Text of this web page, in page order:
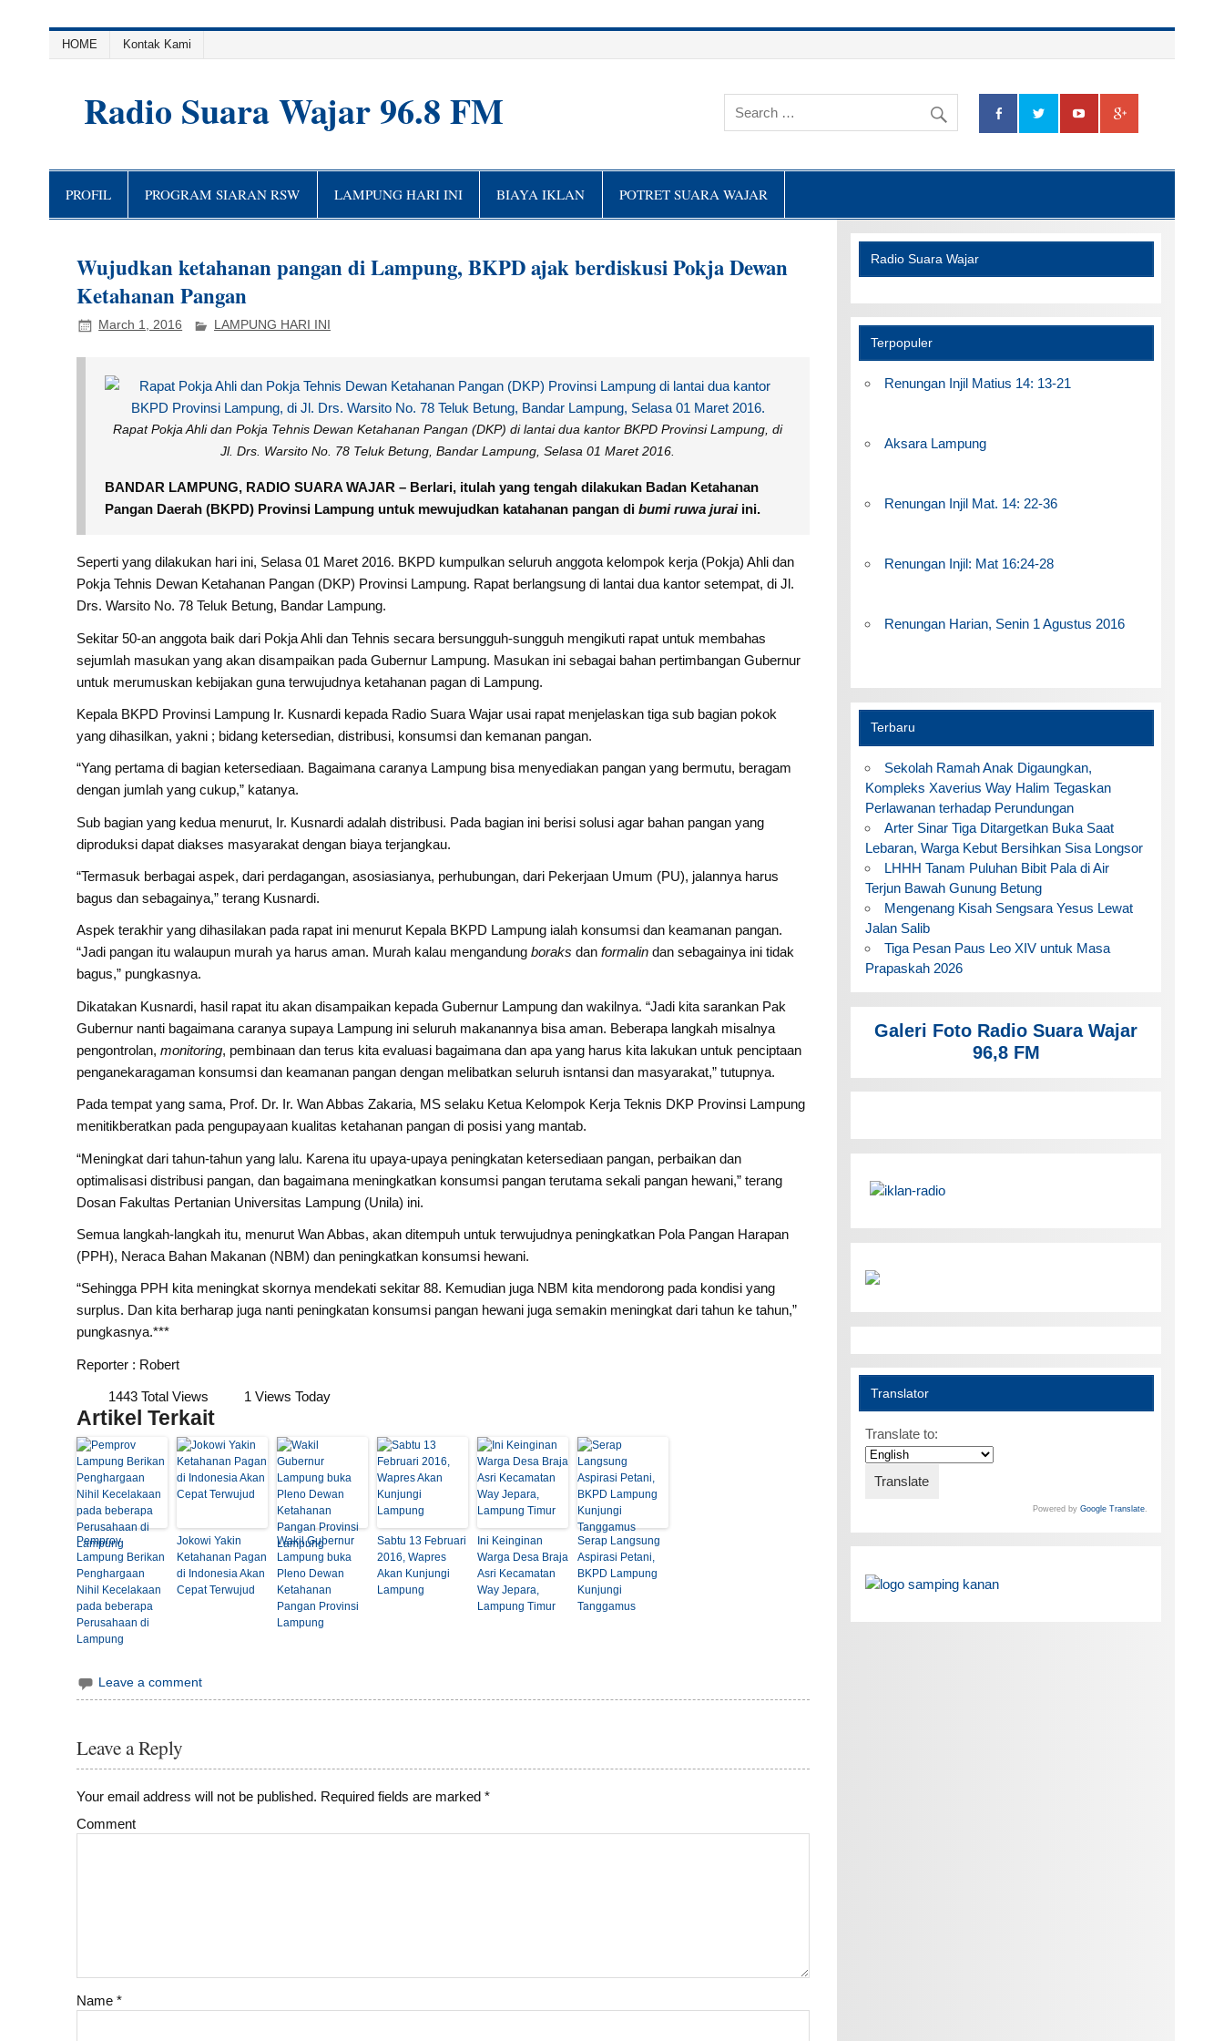
HOME Kontak Kami
Radio Suara Wajar 96.8 FM
PROFIL PROGRAM SIARAN RSW LAMPUNG HARI INI BIAYA IKLAN POTRET SUARA WAJAR
Wujudkan ketahanan pangan di Lampung, BKPD ajak berdiskusi Pokja Dewan
Ketahanan Pangan
March 1, 2016 LAMPUNG HARI INI
Rapat Pokja Ahli dan Pokja Tehnis Dewan Ketahanan Pangan (DKP) di lantai dua kantor BKPD Provinsi Lampung, di
Jl. Drs. Warsito No. 78 Teluk Betung, Bandar Lampung, Selasa 01 Maret 2016.
BANDAR LAMPUNG, RADIO SUARA WAJAR – Berlari, itulah yang tengah dilakukan Badan Ketahanan
Pangan Daerah (BKPD) Provinsi Lampung untuk mewujudkan katahanan pangan dibumi ruwa juraiini.
Seperti yang dilakukan hari ini, Selasa 01 Maret 2016. BKPD kumpulkan seluruh anggota kelompok kerja (Pokja) Ahli dan
Pokja Tehnis Dewan Ketahanan Pangan (DKP) Provinsi Lampung. Rapat berlangsung di lantai dua kantor setempat, di Jl.
Drs. Warsito No. 78 Teluk Betung, Bandar Lampung.
Sekitar 50-an anggota baik dari Pokja Ahli dan Tehnis secara bersungguh-sungguh mengikuti rapat untuk membahas
sejumlah masukan yang akan disampaikan pada Gubernur Lampung. Masukan ini sebagai bahan pertimbangan Gubernur
untuk merumuskan kebijakan guna terwujudnya ketahanan pagan di Lampung.
Kepala BKPD Provinsi Lampung Ir. Kusnardi kepada Radio Suara Wajar usai rapat menjelaskan tiga sub bagian pokok
yang dihasilkan, yakni ; bidang ketersedian, distribusi, konsumsi dan kemanan pangan.
“Yang pertama di bagian ketersediaan. Bagaimana caranya Lampung bisa menyediakan pangan yang bermutu, beragam
dengan jumlah yang cukup,” katanya.
Sub bagian yang kedua menurut, Ir. Kusnardi adalah distribusi. Pada bagian ini berisi solusi agar bahan pangan yang
diproduksi dapat diakses masyarakat dengan biaya terjangkau.
“Termasuk berbagai aspek, dari perdagangan, asosiasianya, perhubungan, dari Pekerjaan Umum (PU), jalannya harus
bagus dan sebagainya,” terang Kusnardi.
Aspek terakhir yang dihasilakan pada rapat ini menurut Kepala BKPD Lampung ialah konsumsi dan keamanan pangan.
“Jadi pangan itu walaupun murah ya harus aman. Murah kalau mengandungboraks danformalin dan sebagainya ini tidak
bagus,” pungkasnya.
Dikatakan Kusnardi, hasil rapat itu akan disampaikan kepada Gubernur Lampung dan wakilnya. “Jadi kita sarankan Pak
Gubernur nanti bagaimana caranya supaya Lampung ini seluruh makanannya bisa aman. Beberapa langkah misalnya
pengontrolan,monitoring, pembinaan dan terus kita evaluasi bagaimana dan apa yang harus kita lakukan untuk penciptaan
penganekaragaman konsumsi dan keamanan pangan dengan melibatkan seluruh isntansi dan masyarakat,” tutupnya.
Pada tempat yang sama, Prof. Dr. Ir. Wan Abbas Zakaria, MS selaku Ketua Kelompok Kerja Teknis DKP Provinsi Lampung
menitikberatkan pada pengupayaan kualitas ketahanan pangan di posisi yang mantab.
“Meningkat dari tahun-tahun yang lalu. Karena itu upaya-upaya peningkatan ketersediaan pangan, perbaikan dan
optimalisasi distribusi pangan, dan bagaimana meningkatkan konsumsi pangan terutama sekali pangan hewani,” terang
Dosan Fakultas Pertanian Universitas Lampung (Unila) ini.
Semua langkah-langkah itu, menurut Wan Abbas, akan ditempuh untuk terwujudnya peningkatkan Pola Pangan Harapan
(PPH), Neraca Bahan Makanan (NBM) dan peningkatkan konsumsi hewani.
“Sehingga PPH kita meningkat skornya mendekati sekitar 88. Kemudian juga NBM kita mendorong pada kondisi yang
surplus. Dan kita berharap juga nanti peningkatan konsumsi pangan hewani juga semakin meningkat dari tahun ke tahun,”
pungkasnya.***
Reporter : Robert
1443 Total Views 1 Views Today
Artikel Terkait
Pemprov
Lampung Berikan
Penghargaan
Nihil Kecelakaan
pada beberapa
Perusahaan di
Lampung
Jokowi Yakin
Ketahanan Pagan
di Indonesia Akan
Cepat Terwujud
Wakil Gubernur
Lampung buka
Pleno Dewan
Ketahanan
Pangan Provinsi
Lampung
Sabtu 13 Februari
2016, Wapres
Akan Kunjungi
Lampung
Ini Keinginan
Warga Desa Braja
Asri Kecamatan
Way Jepara,
Lampung Timur
Serap Langsung
Aspirasi Petani,
BKPD Lampung
Kunjungi
Tanggamus
Leave a comment
Leave a Reply
Your email address will not be published. Required fields are marked*
Comment
Name*
Radio Suara Wajar
Terpopuler
Renungan Injil Matius 14: 13-21
Aksara Lampung
Renungan Injil Mat. 14: 22-36
Renungan Injil: Mat 16:24-28
Renungan Harian, Senin 1 Agustus 2016
Terbaru
Sekolah Ramah Anak Digaungkan,
Kompleks Xaverius Way Halim Tegaskan
Perlawanan terhadap Perundungan
Arter Sinar Tiga Ditargetkan Buka Saat
Lebaran, Warga Kebut Bersihkan Sisa Longsor
LHHH Tanam Puluhan Bibit Pala di Air
Terjun Bawah Gunung Betung
Mengenang Kisah Sengsara Yesus Lewat
Jalan Salib
Tiga Pesan Paus Leo XIV untuk Masa
Prapaskah 2026
Galeri Foto Radio Suara Wajar
96,8 FM
Translator
Translate to:
Powered by Google Translate.